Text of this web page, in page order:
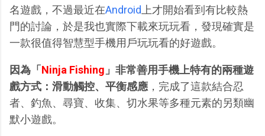
名遊戲，不過最近在Android 上才開始看到有比較熱
門的討論，於是我也實際下載來玩玩看，發現確實是
一款很值得智慧型手機用戶玩玩看的好遊戲。
因為「 Ninja Fishing 」非常善用手機上特有的兩種遊
戲方式：滑動觸控、平衡感應 ，完成了這款結合忍
者、釣魚、尋寶、收集、切水果等多種元素的另類幽
默小遊戲。